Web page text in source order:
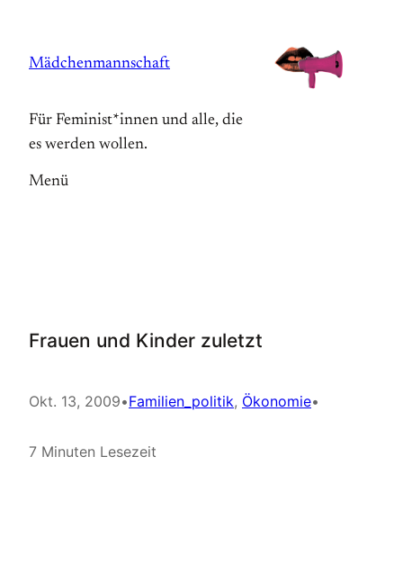
springen
Mädchenmannschaft
Für Feminist*innen und alle, die
es werden wollen.
Menü
Frauen und Kinder zuletzt
Okt. 13, 2009•Familien_politik, Ökonomie•
7 Minuten Lesezeit